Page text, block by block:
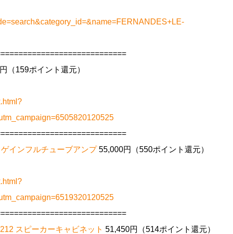
（159ポイント還元）
インフルチューブアンプ55,000円（550ポイント還元）
スピーカーキャビネット 51,450円（514ポイント還元）